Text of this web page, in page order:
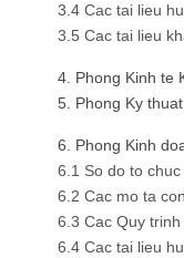
3.4 Cac tai lieu
3.5 Cac tai lieu
4. Phong Kinh te
5. Phong Ky
6. Phong Kinh
6.1 So do to chuc
6.2 Cac mo ta
6.3 Cac Quy
6.4 Cac tai lieu